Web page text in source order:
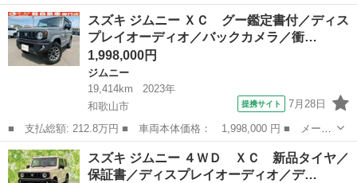
名： スズキ ■ 車種名： ジムニー ■ グレード名： ＸＧ ター
ボ ４ＷＤ 切替式 アルミホイール ■ 排気量： 660cc ■ ドア枚
数： ...
滋賀 高島市 ジムニー
スズキ ジムニー ＸＣ グー鑑定書付／ディス
プレイオーディオ／バックカメラ／衝…
1,998,000円
ジムニー
19,414km
2023年
和歌山市
提携サイト 7月28日
■ 支払総額: 212.8万円 ■ 車両本体価格： 1,998,000 円 ■ メーカ
ー名： スズキ ■ 車種名： ジムニー ■ グレード名： ＸＣ グ
ー鑑定書付／ディスプレイオーディオ／バックカメラ／衝突軽減ブレ
ーキ／Ｂ...
和歌山 和歌山市 ジムニー
スズキ ジムニー ４ＷＤ ＸＣ 新品タイヤ／
保証書／ディスプレイオーディオ／デ…